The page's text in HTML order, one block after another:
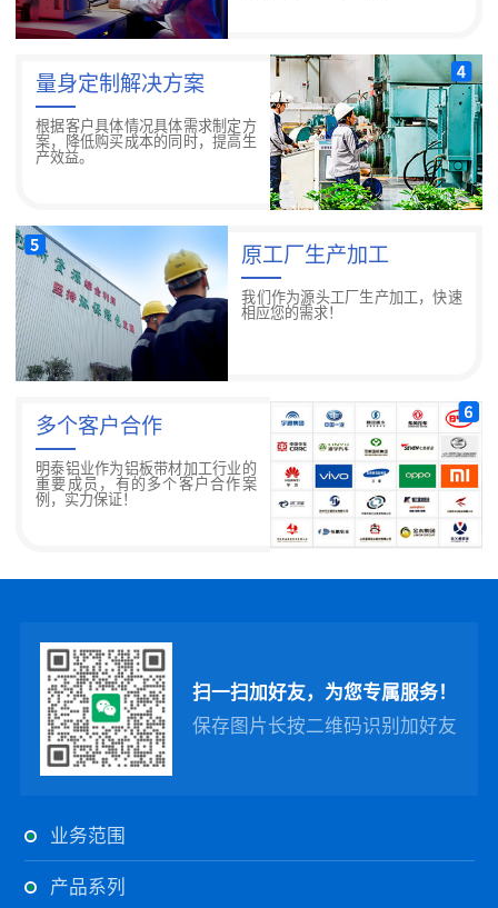
量身定制解决方案
根据客户具体情况具体需求制定方
案，降低购买成本的同时，提高生
产效益。
原工厂生产加工
我们作为源头工厂生产加工，快速
相应您的需求！
多个客户合作
明泰铝业作为铝板带材加工行业的
重要成员，有的多个客户合作案
例，实力保证！
扫一扫加好友，为您专属服务！
保存图片长按二维码识别加好友
业务范围
产品系列